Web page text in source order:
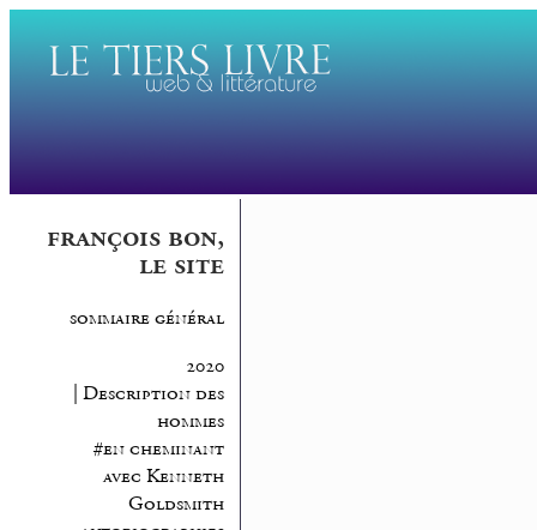
françois bon,
le site
sommaire général
2020
| Description des
hommes
#en cheminant
avec Kenneth
Goldsmith